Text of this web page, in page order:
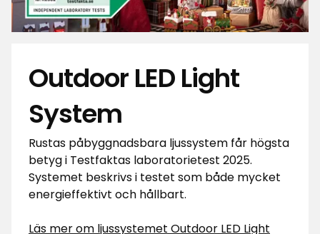
Outdoor LED Light
System
Rustas påbyggnadsbara ljussystem får högsta
betyg i Testfaktas laboratorietest 2025.
Systemet beskrivs i testet som både mycket
energieffektivt och hållbart.
Läs mer om ljussystemet Outdoor LED Light